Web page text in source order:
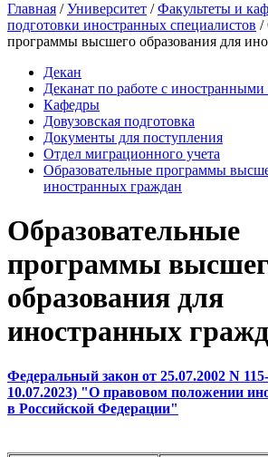
Главная /Университет /Факультеты и
подготовки иностранных специалистов /
программы высшего образования для
Декан
Деканат по работе с иностранными
Кафедры
Довузовская подготовка
Документы для поступления
Отдел миграционного учета
Образовательные программы
иностранных граждан
Образовательные
программы
образования для
иностранных
Федеральный закон от 25.07.2002 N
10.07.2023) "О правовом положении
в Российской Федерации"